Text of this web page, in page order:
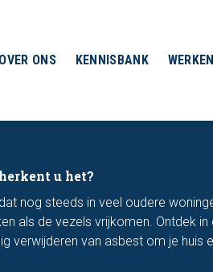
OVER ONS KENNISBANK
u het?
nog steeds in veel oudere
als de vezels vrijkomen. Ontdek
verwijderen van asbest om je huis